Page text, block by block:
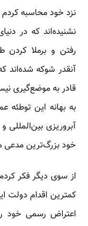
نزد خود محاسبه کردم
نشنیده‌اند که در
‏رفتن و برملا
آنقدر شوکه شده‌اند
قادر ‏به موضع‌گیری
به بهانه این توطئه
آبروریزی
خود بزرگ‌ترین مدعی
از سوی دیگر فکر
کمترین اقدام دولت
‏اعتراض رسمی خود